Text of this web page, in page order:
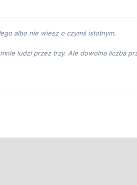
albo nie wiesz o czymś istotnym.
ludzi przez trzy. Ale dowolna liczba